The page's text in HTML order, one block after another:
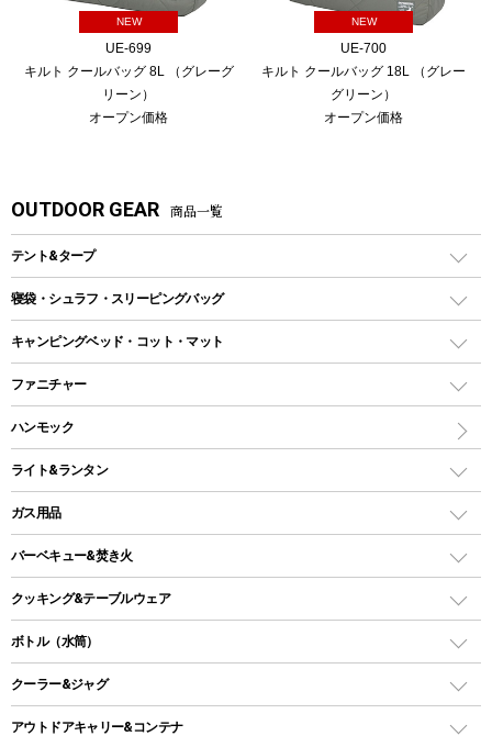
NEW
UE-699
キルト クールバッグ 8L （グレーグ
リーン）
オープン価格
NEW
UE-700
キルト クールバッグ 18L （グレー
グリーン）
オープン価格
OUTDOOR GEAR 商品一覧
テント&タープ
テント
ツールームテント
ワンポールテント
シェルターテント
ロッジ型・オリジナルテント
タープ
スクエアタープ（レクタタープ）
メッシュタープ
自立式タープ
寝袋・シュラフ・スリーピングバッグ
レクタングラー型（封筒型）シュラフ
インナーシュラフ
キャンピングベッド・コット・マット
キャンピングベッド・コット
インフレータブルマット
ファニチャー
アウトドアテーブル
レジャーシート
ハンモック
ライト&ランタン
LEDランタン
ガスランタン
オイルランタン
LEDライト
ヘッドライト
キャンドル
ガス用品
ガスバーナー
ガス缶
ガストーチ、ライター
バーベキュー&焚き火
バーベキューコンロ、グリル
焚き火台タイプ（ロースタイル）グリル
卓上タイプグリル
パーティータイプグリル
クッキング&テーブルウェア
ダッチオーブン
ホットサンドメーカー
ボトル（水筒）
ステンレスボトル
クーラー&ジャグ
クーラーボックス
アウトドアキャリー&コンテナ